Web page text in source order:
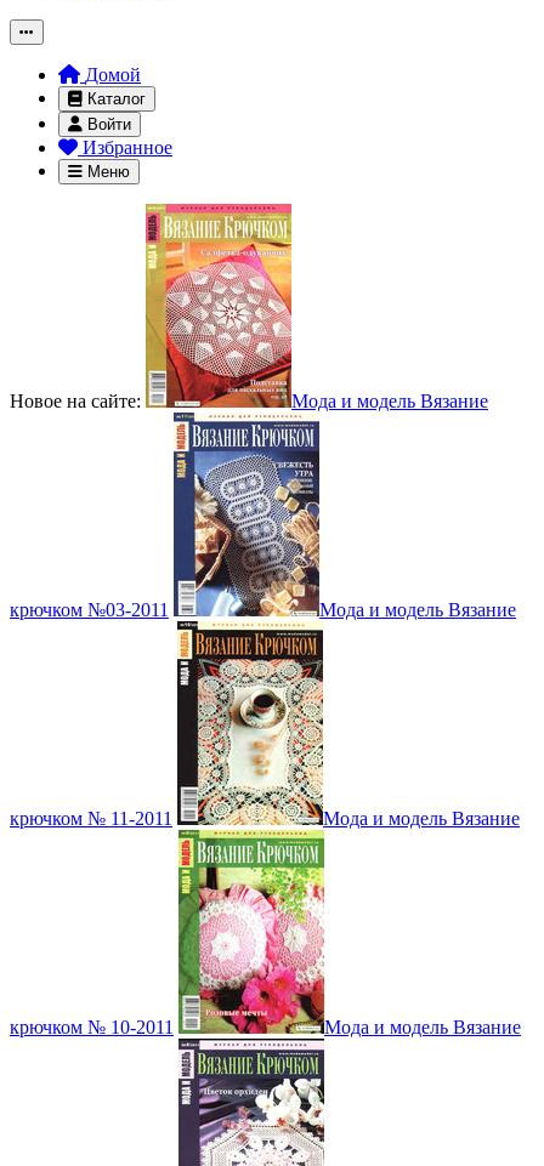
Домой
Каталог
Войти
Избранное
Меню
Новое на сайте: Мода и модель Вязание
крючком №03-2011 Мода и модель Вязание
крючком № 11-2011 Мода и модель Вязание
крючком № 10-2011 Мода и модель Вязание